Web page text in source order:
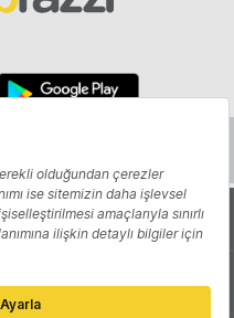
Yazarlar
Reklam